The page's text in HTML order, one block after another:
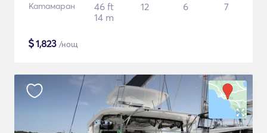
Катамаран
46 ft
14 m
12 6 7
$1,823 /нощ